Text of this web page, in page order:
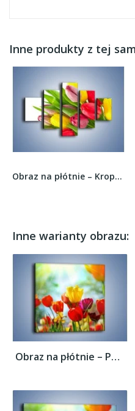
Inne produkty z tej
Obraz na płótnie – Kropelki wody na kolorowych...
Inne warianty obrazu:
Obraz na płótnie – Pole polskich tulipanów...